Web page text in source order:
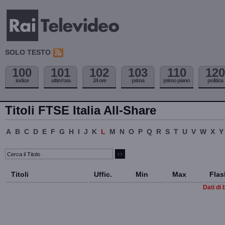
SOLO TESTO
100
indice
101
ultim'ora
102
24 ore
103
prima
110
primo piano
120
politica
Titoli FTSE Italia All-Share
A B C D E F G H I J K L M N O P Q R S T U V W X Y
Titoli Uffic. Min Max
Dati di